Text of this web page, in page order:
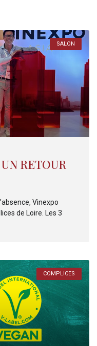
SALON
RETOUR
Vinexpo
de Loire. Les 3
COMPLICES